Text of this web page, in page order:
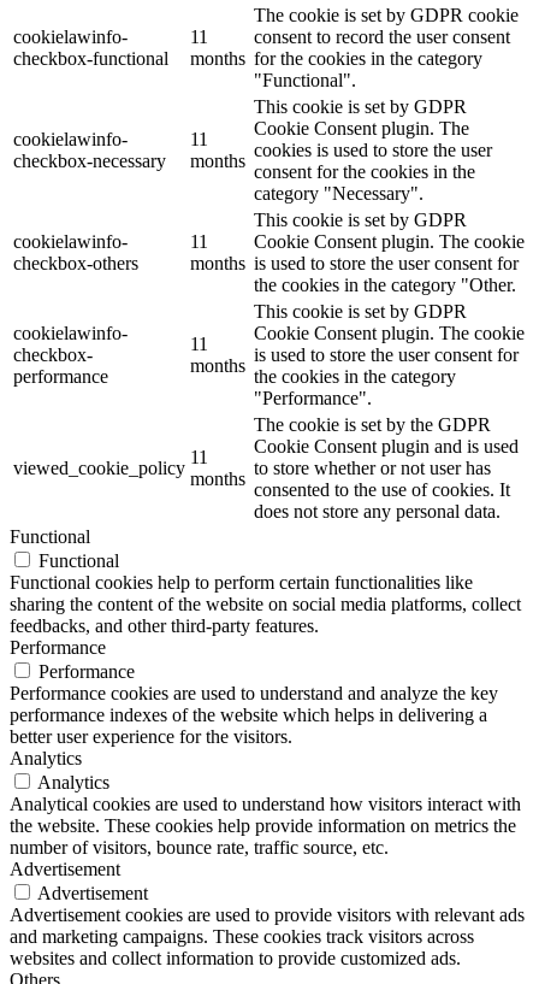
cookielawinfo-
checkbox-functional
11
months
The cookie is set by GDPR cookie
consent to record the user consent
for the cookies in the category
"Functional".
cookielawinfo-
checkbox-necessary
11
months
This cookie is set by GDPR
Cookie Consent plugin. The
cookies is used to store the user
consent for the cookies in the
category "Necessary".
cookielawinfo-
checkbox-others
11
months
This cookie is set by GDPR
Cookie Consent plugin. The cookie
is used to store the user consent for
the cookies in the category "Other.
cookielawinfo-
checkbox-
performance
11
months
This cookie is set by GDPR
Cookie Consent plugin. The cookie
is used to store the user consent for
the cookies in the category
"Performance".
viewed_cookie_policy
11
months
The cookie is set by the GDPR
Cookie Consent plugin and is used
to store whether or not user has
consented to the use of cookies. It
does not store any personal data.
Functional
Functional
Functional cookies help to perform certain functionalities like
sharing the content of the website on social media platforms, collect
feedbacks, and other third-party features.
Performance
Performance
Performance cookies are used to understand and analyze the key
performance indexes of the website which helps in delivering a
better user experience for the visitors.
Analytics
Analytics
Analytical cookies are used to understand how visitors interact with
the website. These cookies help provide information on metrics the
number of visitors, bounce rate, traffic source, etc.
Advertisement
Advertisement
Advertisement cookies are used to provide visitors with relevant ads
and marketing campaigns. These cookies track visitors across
websites and collect information to provide customized ads.
Others